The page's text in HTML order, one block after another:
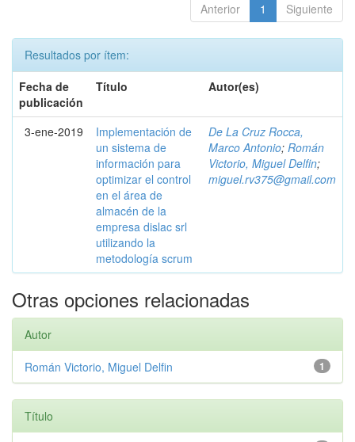
Anterior 1 Siguiente
Resultados por ítem:
Fecha de
publicación
Título Autor(es)
3-ene-2019
Implementación de
un sistema de
información para
optimizar el control
en el área de
almacén de la
empresa dislac srl
utilizando la
metodología scrum
De La Cruz Rocca,
Marco Antonio; Román
Victorio, Miguel Delfin;
miguel.rv375@gmail.com
Otras opciones relacionadas
Autor
1
Román Victorio, Miguel Delfin
Título